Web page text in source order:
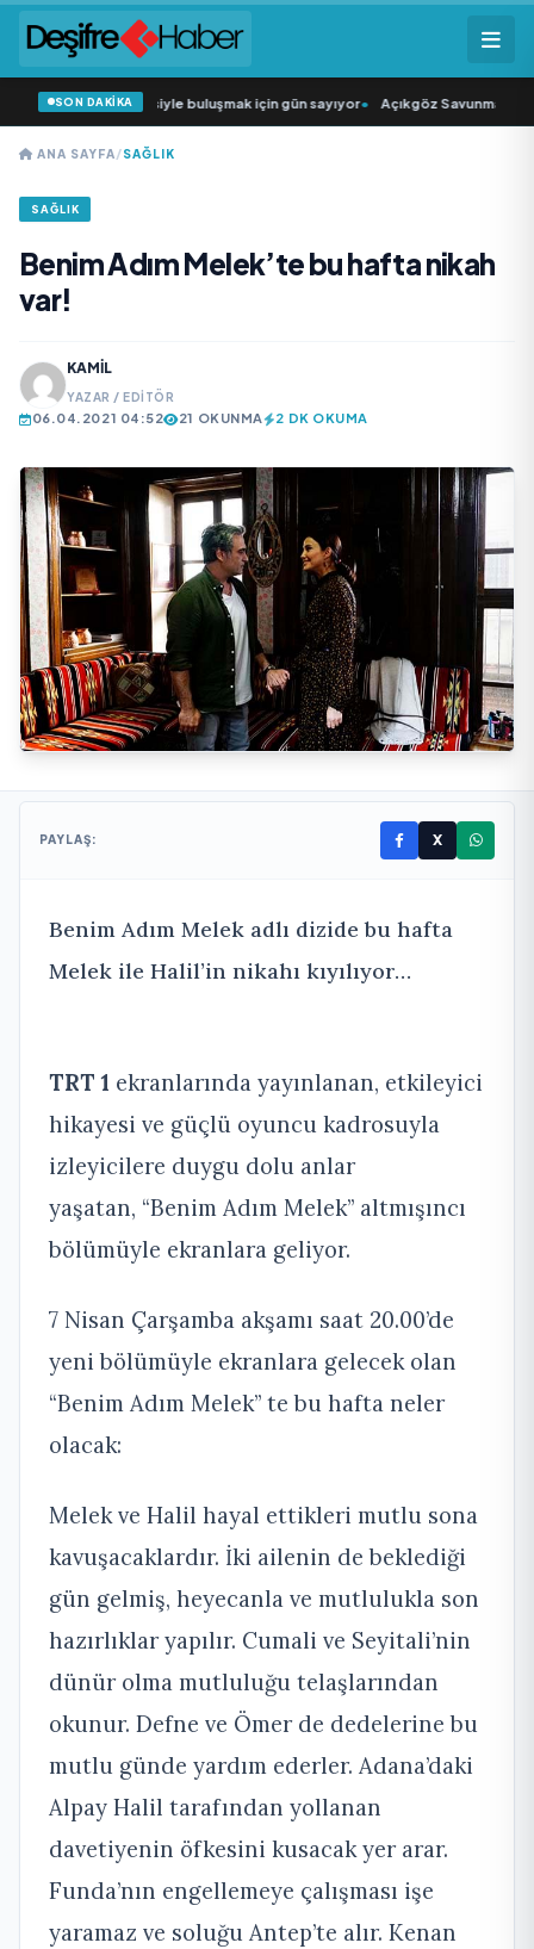
SON DAKİKA
Şarkıcısı” seyircisiyle buluşmak için gün sayıyor• Açıkgöz Savunma
ANA SAYFA/SAĞLIK
SAĞLIK
Benim Adım Melek’te bu hafta nikah
var!
KAMIL
YAZAR / EDITÖR
06.04.2021 04:52 21 OKUNMA 2 DK OKUMA
PAYLAŞ: X
Benim Adım Melek adlı dizide bu hafta
Melek ile Halil’in nikahı kıyılıyor…
TRT 1 ekranlarında yayınlanan, etkileyici
hikayesi ve güçlü oyuncu kadrosuyla
izleyicilere duygu dolu anlar
yaşatan, “Benim Adım Melek” altmışıncı
bölümüyle ekranlara geliyor.
7 Nisan Çarşamba akşamı saat 20.00’de
yeni bölümüyle ekranlara gelecek olan
“Benim Adım Melek” te bu hafta neler
olacak:
Melek ve Halil hayal ettikleri mutlu sona
kavuşacaklardır. İki ailenin de beklediği
gün gelmiş, heyecanla ve mutlulukla son
hazırlıklar yapılır. Cumali ve Seyitali’nin
dünür olma mutluluğu telaşlarından
okunur. Defne ve Ömer de dedelerine bu
mutlu günde yardım ederler. Adana’daki
Alpay Halil tarafından yollanan
davetiyenin öfkesini kusacak yer arar.
Funda’nın engellemeye çalışması işe
yaramaz ve soluğu Antep’te alır. Kenan